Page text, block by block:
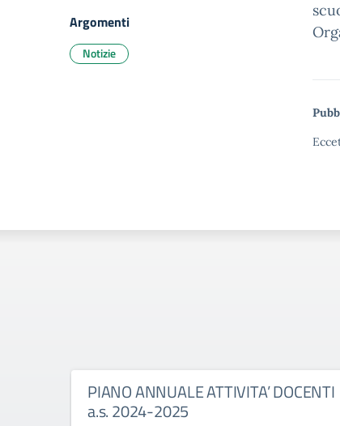
Argomenti
Notizie
PIANO ANNUALE ATTIVITA’ DOCENTI
a.s. 2024-2025